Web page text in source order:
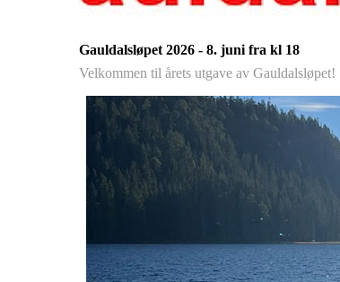
Gauldalsløpet 2026 - 8. juni fra kl 18
Velkommen til årets utgave av Gauldalsløpet!